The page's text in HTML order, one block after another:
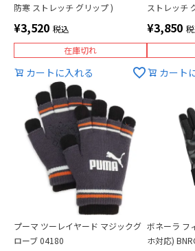
防寒 ストレッチ グリップ )
¥3,520 税込
在庫切れ
カートに入れる
ストレッチ
¥3,850
カート
プーマ ツーレイヤード マジックグ
ローブ 04180
ボネーラ フ
ホ対応)